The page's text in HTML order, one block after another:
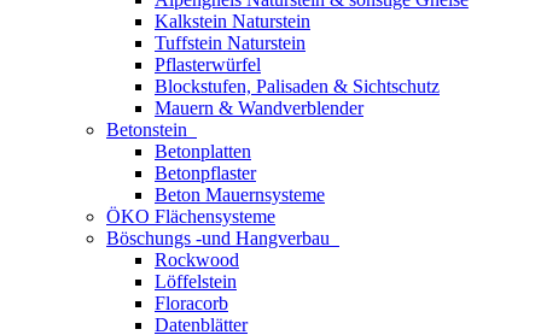
Kalkstein Naturstein
Tuffstein Naturstein
Pflasterwürfel
Blockstufen, Palisaden & Sichtschutz
Mauern & Wandverblender
Betonstein
Betonplatten
Betonpflaster
Beton Mauernsysteme
ÖKO Flächensysteme
Böschungs -und Hangverbau
Rockwood
Löffelstein
Floracorb
Datenblätter